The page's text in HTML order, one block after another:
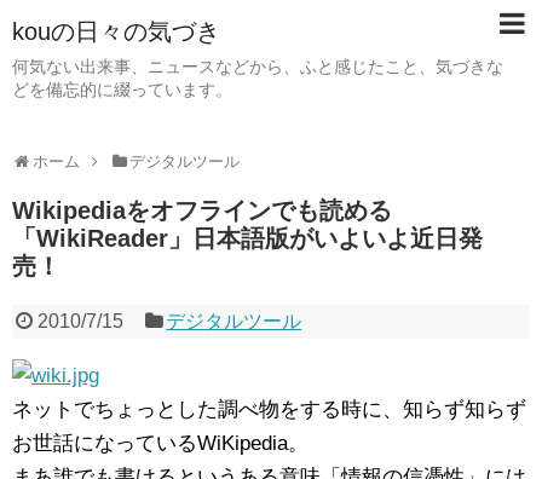
kouの日々の気づき
何気ない出来事、ニュースなどから、ふと感じたこと、気づきな
どを備忘的に綴っています。
ホーム デジタルツール
Wikipediaをオフラインでも読める
「WikiReader」日本語版がいよいよ近日発
売！
2010/7/15 デジタルツール
ネットでちょっとした調べ物をする時に、知らず知らず
お世話になっているWiKipedia。